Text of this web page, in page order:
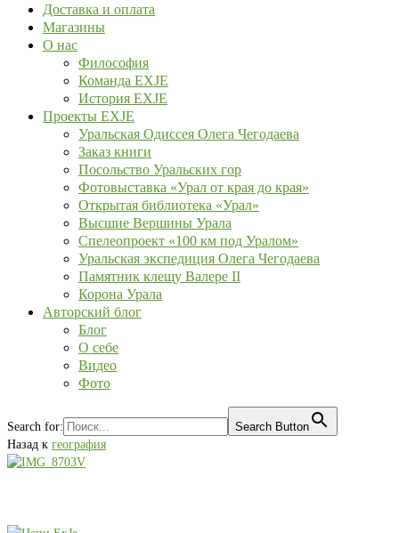
Доставка и оплата
Магазины
О нас
Философия
Команда EXJE
История EXJE
Проекты EXJE
Уральская Одиссея Олега Чегодаева
Заказ книги
Посольство Уральских гор
Фотовыставка «Урал от края до края»
Открытая библиотека «Урал»
Высшие Вершины Урала
Спелеопроект «100 км под Уралом»
Уральская экспедиция Олега Чегодаева
Памятник клещу Валере II
Корона Урала
Авторский блог
Блог
О себе
Видео
Фото
Search for:
Search Button
Назад к география